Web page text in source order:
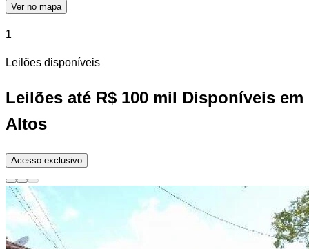
Ver no mapa
1
Leilões disponíveis
Leilões até R$ 100 mil Disponíveis em
Altos
Acesso exclusivo